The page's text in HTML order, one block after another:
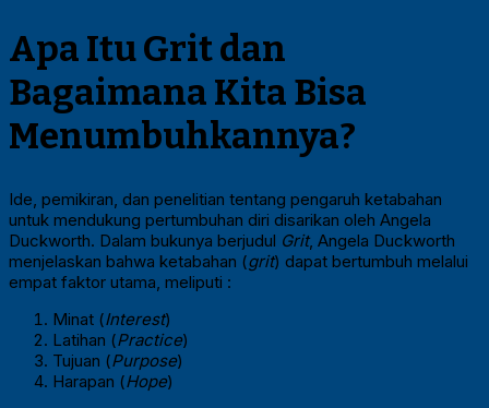
Apa Itu Grit dan
Bagaimana Kita Bisa
Menumbuhkannya?
Ide, pemikiran, dan penelitian tentang pengaruh ketabahan
untuk mendukung pertumbuhan diri disarikan oleh Angela
Duckworth. Dalam bukunya berjudul Grit, Angela Duckworth
menjelaskan bahwa ketabahan (grit) dapat bertumbuh melalui
empat faktor utama, meliputi :
Minat (Interest)
Latihan (Practice)
Tujuan (Purpose)
Harapan (Hope)